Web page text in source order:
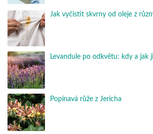
Jak vyčistit skvrny od oleje z
Levandule po odkvětu: kdy a jak
Popínavá růže z Jericha